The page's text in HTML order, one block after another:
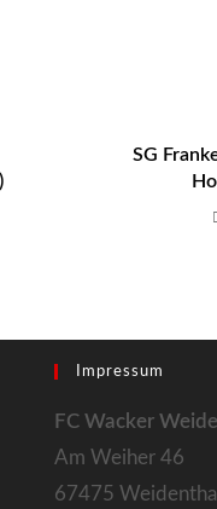
SG
Impressum
FC Wacker
Am Weiher 46
67475 Weidenthal